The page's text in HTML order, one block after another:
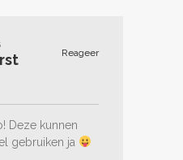
Reageer
Deze kunnen
gebruiken ja